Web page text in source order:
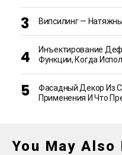
Випсилинг —
Инъектирование
Функции, Когда
Фасадный Декор Из
Применения И Что
You May Also